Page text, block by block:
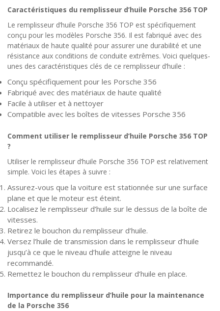
Caractéristiques du remplisseur d’huile Porsche 356 TOP
Le remplisseur d’huile Porsche 356 TOP est spécifiquement
conçu pour les modèles Porsche 356. Il est fabriqué avec des
matériaux de haute qualité pour assurer une durabilité et une
résistance aux conditions de conduite extrêmes. Voici quelques-
unes des caractéristiques clés de ce remplisseur d’huile :
Conçu spécifiquement pour les Porsche 356
Fabriqué avec des matériaux de haute qualité
Facile à utiliser et à nettoyer
Compatible avec les boîtes de vitesses Porsche 356
Comment utiliser le remplisseur d’huile Porsche 356 TOP
?
Utiliser le remplisseur d’huile Porsche 356 TOP est relativement
simple. Voici les étapes à suivre :
Assurez-vous que la voiture est stationnée sur une surface
plane et que le moteur est éteint.
Localisez le remplisseur d’huile sur le dessus de la boîte de
vitesses.
Retirez le bouchon du remplisseur d’huile.
Versez l’huile de transmission dans le remplisseur d’huile
jusqu’à ce que le niveau d’huile atteigne le niveau
recommandé.
Remettez le bouchon du remplisseur d’huile en place.
Importance du remplisseur d’huile pour la maintenance
de la Porsche 356